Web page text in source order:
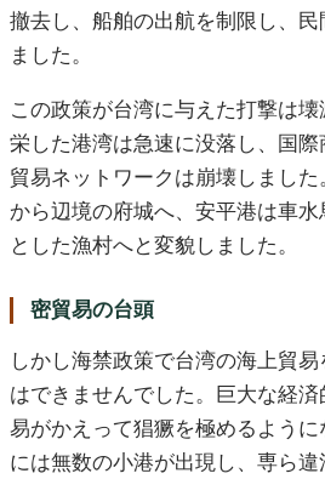
撤去し、船舶の出航を制限し、
ました。
この政策が台湾に与えた打撃は
栄した港湾は急速に没落し、国際
貿易ネットワークは崩壊しまし
から辺境の府城へ、安平港は車
とした漁村へと変貌しました。
密貿易の台頭
しかし海禁政策で台湾の海上貿
はできませんでした。巨大な経
易がかえって猖獗を極めるよう
には無数の小港が出現し、専ら